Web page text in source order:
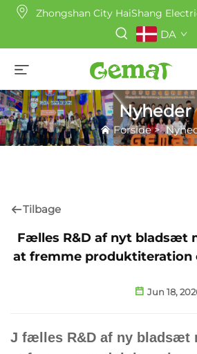
Zhongshan City HaiShang
DA
Nyheder
Forside>
Tilbage
Fælles R&D af nyt bladsæt
at fremme produktiteration
Jun 18,
J fælles R&D af ny bladsæt